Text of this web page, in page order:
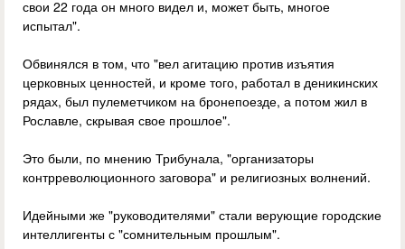
свои 22 года он много видел и, может быть, многое
испытал".
Обвинялся в том, что "вел агитацию против изъятия
церковных ценностей, и кроме того, работал в деникинских
рядах, был пулеметчиком на бронепоезде, а потом жил в
Рославле, скрывая свое прошлое".
Это были, по мнению Трибунала, "организаторы
контрреволюционного заговора" и религиозных волнений.
Идейными же "руководителями" стали верующие городские
интеллигенты с "сомнительным прошлым".